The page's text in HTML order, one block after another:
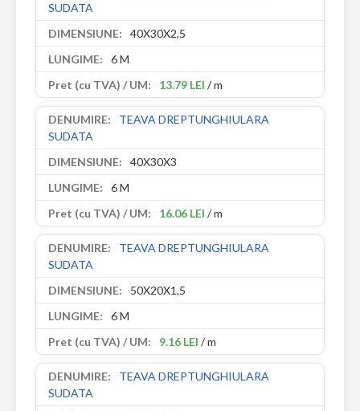
SUDATA
40X30X2,5
6 M
13.79 LEI / m
TEAVA DREPTUNGHIULARA
SUDATA
40X30X3
6 M
16.06 LEI / m
TEAVA DREPTUNGHIULARA
SUDATA
50X20X1,5
6 M
9.16 LEI / m
TEAVA DREPTUNGHIULARA
SUDATA